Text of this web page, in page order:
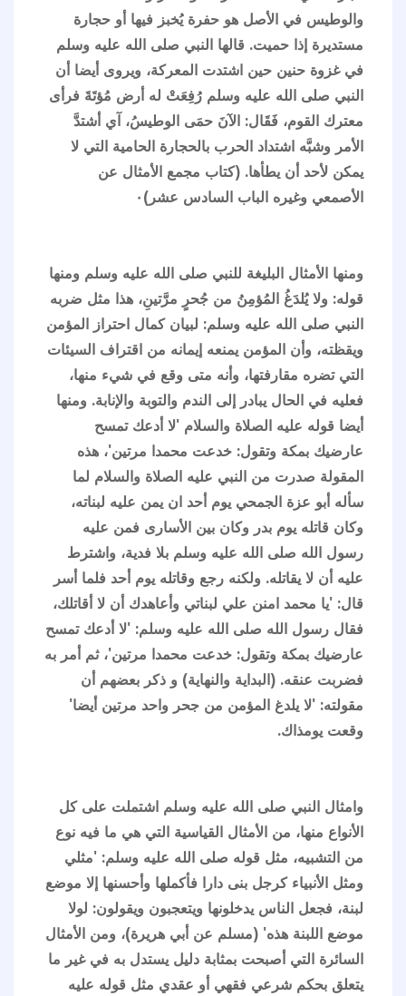
والوطيس في الأصل هو حفرة يُخبز فيها أو حجارة
مستديرة إذا حميت. قالها النبي صلى الله عليه وسلم
في غزوة حنين حين اشتدت المعركة، ويروى أيضا أن
النبي صلى الله عليه وسلم رُفِعَتْ له أرض مُؤتَةَ فرأى
معترك القوم، فَقَال: الآنَ حمَى الوطيسُ، آي أشتدَّ
الأمر وشبَّه اشتداد الحرب بالحجارة الحامية التي لا
يمكن لأحد أن يطأها. (كتاب مجمع الأمثال عن
الأصمعي وغيره الباب السادس عشر)٠
ومنها الأمثال البليغة للنبي صلى الله عليه وسلم ومنها
قوله: ولا يُلدَغُ المُؤمِنُ من جُحرٍ مرَّتينِ، هذا مثل ضربه
النبي صلى الله عليه وسلم: لبيان كمال احتراز المؤمن
ويقظته، وأن المؤمن يمنعه إيمانه من اقتراف السيئات
التي تضره مقارفتها، وأنه متى وقع في شيء منها،
فعليه في الحال يبادر إلى الندم والتوبة والإنابة. ومنها
أيضا قوله عليه الصلاة والسلام 'لا أدعك تمسح
عارضيك بمكة وتقول: خدعت محمدا مرتين'، هذه
المقولة صدرت من النبي عليه الصلاة والسلام لما
سأله أبو عزة الجمحي يوم أحد ان يمن عليه لبناته،
وكان قاتله يوم بدر وكان بين الأسارى فمن عليه
رسول الله صلى الله عليه وسلم بلا فدية، واشترط
عليه أن لا يقاتله. ولكنه رجع وقاتله يوم أحد فلما أسر
قال: 'يا محمد امنن علي لبناتي وأعاهدك أن لا أقاتلك،
فقال رسول الله صلى الله عليه وسلم: 'لا أدعك تمسح
عارضيك بمكة وتقول: خدعت محمدا مرتين'، ثم أمر به
فضربت عنقه. (البداية والنهاية) و ذكر بعضهم أن
مقولته: 'لا يلدغ المؤمن من جحر واحد مرتين أيضا'
وقعت يومذاك.
وامثال النبي صلى الله عليه وسلم اشتملت على كل
الأنواع منها، من الأمثال القياسية التي هي ما فيه نوع
من التشبيه، مثل قوله صلى الله عليه وسلم: 'مثلي
ومثل الأنبياء كرجل بنى دارا فأكملها وأحسنها إلا موضع
لبنة، فجعل الناس يدخلونها ويتعجبون ويقولون: لولا
موضع اللبنة هذه' (مسلم عن أبي هريرة)، ومن الأمثال
السائرة التي أصبحت بمثابة دليل يستدل به في غير ما
يتعلق بحكم شرعي فقهي أو عقدي مثل قوله عليه